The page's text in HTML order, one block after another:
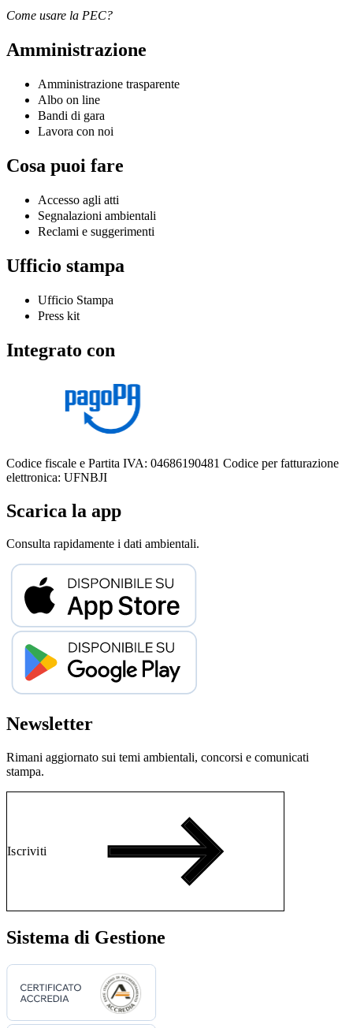
Come usare la PEC?
Amministrazione
Amministrazione trasparente
Albo on line
Bandi di gara
Lavora con noi
Cosa puoi fare
Accesso agli atti
Segnalazioni ambientali
Reclami e suggerimenti
Ufficio stampa
Ufficio Stampa
Press kit
Integrato con
Codice fiscale e Partita IVA: 04686190481 Codice per fatturazione
elettronica: UFNBJI
Scarica la app
Consulta rapidamente i dati ambientali.
Newsletter
Rimani aggiornato sui temi ambientali, concorsi e comunicati
stampa.
Iscriviti
Sistema di Gestione